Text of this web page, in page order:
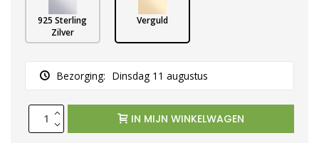
925 Sterling
Zilver
Verguld
Bezorging: Dinsdag 11 augustus
IN MIJN WINKELWAGEN